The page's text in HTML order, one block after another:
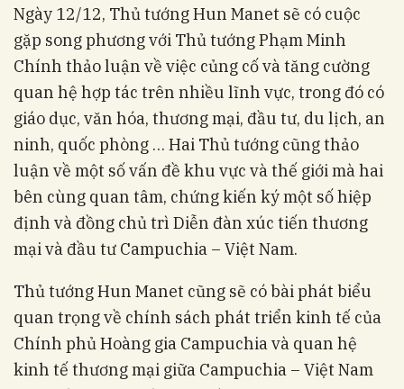
Ngày 12/12, Thủ tướng Hun Manet sẽ có cuộc
gặp song phương với Thủ tướng Phạm Minh
Chính thảo luận về việc củng cố và tăng cường
quan hệ hợp tác trên nhiều lĩnh vực, trong đó có
giáo dục, văn hóa, thương mại, đầu tư, du lịch, an
ninh, quốc phòng … Hai Thủ tướng cũng thảo
luận về một số vấn đề khu vực và thế giới mà hai
bên cùng quan tâm, chứng kiến ký một số hiệp
định và đồng chủ trì Diễn đàn xúc tiến thương
mại và đầu tư Campuchia – Việt Nam.
Thủ tướng Hun Manet cũng sẽ có bài phát biểu
quan trọng về chính sách phát triển kinh tế của
Chính phủ Hoàng gia Campuchia và quan hệ
kinh tế thương mại giữa Campuchia – Việt Nam